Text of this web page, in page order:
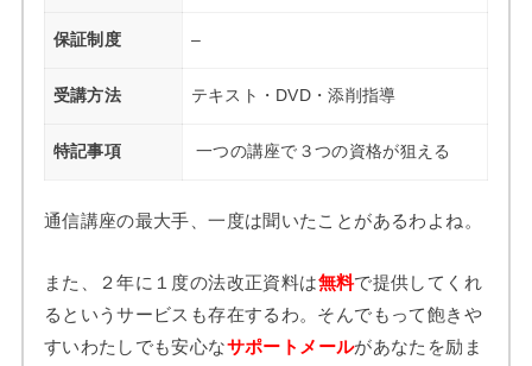
保証制度 –
受講方法 テキスト・DVD・添削指導
特記事項 一つの講座で３つの資格が狙える
通信講座の最大手、一度は聞いたことがあるわよね。
また、２年に１度の法改正資料は無料で提供してくれ
るというサービスも存在するわ。そんでもって飽きや
すいわたしでも安心なサポートメールがあなたを励ま